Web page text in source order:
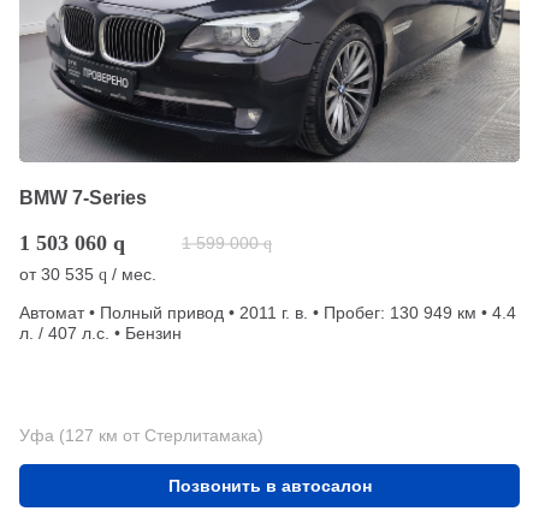
BMW 7-Series
1 503 060 q 1 599 000 q
от30 535 q / мес.
Автомат • Полный привод • 2011 г. в. • Пробег: 130 949 км • 4.4
л. / 407 л.с. • Бензин
Уфа (127 км от Стерлитамака)
Позвонить в автосалон